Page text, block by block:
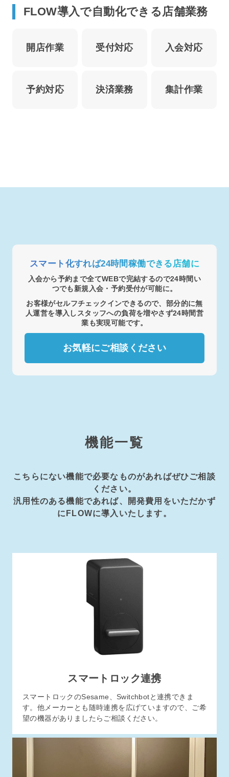
FLOW導入で自動化できる店舗業務
開店作業 受付対応 入会対応
予約対応 決済業務 集計作業
スマート化すれば24時間稼働できる店舗に
入会から予約まで全てWEBで完結するので24時間い
つでも新規入会・予約受付が可能に。
お客様がセルフチェックインできるので、部分的に無
人運営を導入しスタッフへの負荷を増やさず24時間営
業も実現可能です。
お気軽にご相談ください
機能一覧
こちらにない機能で必要なものがあればぜひご相談
ください。
汎用性のある機能であれば、開発費用をいただかず
にFLOWに導入いたします。
スマートロック連携
スマートロックのSesame、Switchbotと連携できま
す。他メーカーとも随時連携を広げていますので、ご希
望の機器がありましたらご相談ください。